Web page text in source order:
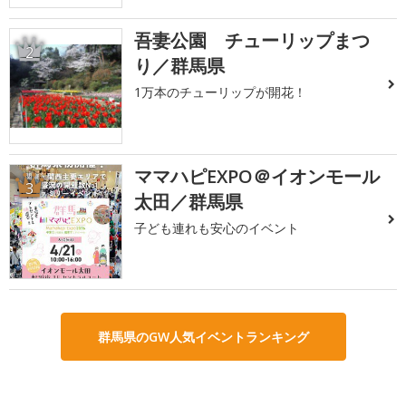
2
吾妻公園 チューリップまつ
り／群馬県
1万本のチューリップが開花！
3
ママハピEXPO＠イオンモール
太田／群馬県
子ども連れも安心のイベント
群馬県のGW人気イベントランキング